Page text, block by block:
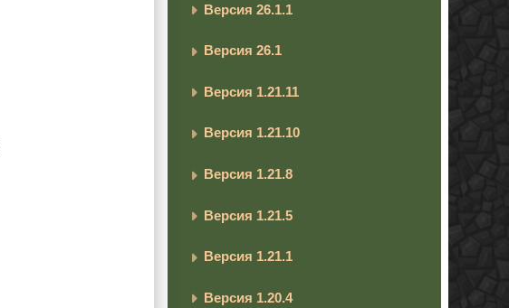
Версия 26.1.1
Версия 26.1
Версия 1.21.11
Версия 1.21.10
Версия 1.21.8
Версия 1.21.5
Версия 1.21.1
Версия 1.20.4